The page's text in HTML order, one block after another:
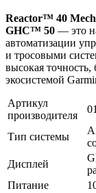
Reactor™ 40
GHC™ 50 — это
автоматизации
и тросовыми
высокая точность,
экосистемой
Артикул
производителя
Тип системы
Дисплей
Питание